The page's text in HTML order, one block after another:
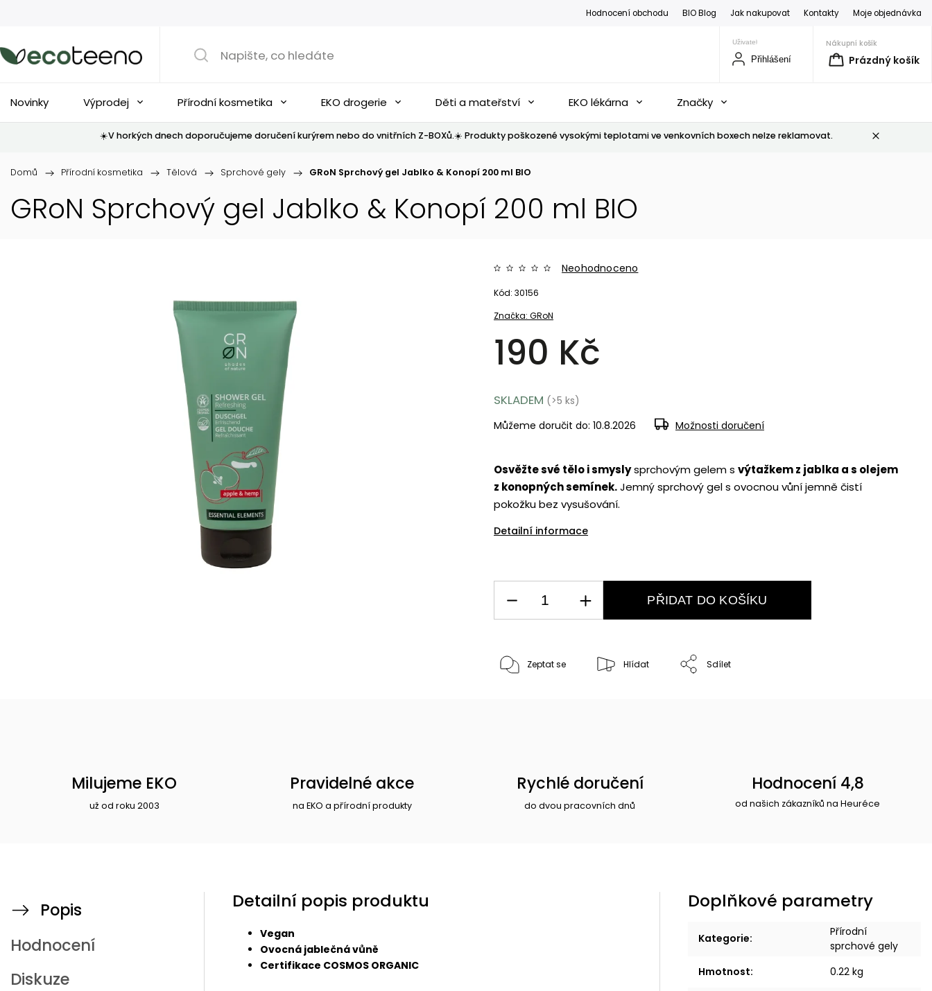
Hodnocení obchodu BIO Blog Jak nakupovat Kontakty Moje objednávka
Nákupní košík
Prázdný košík
Přihlášení
Novinky Výprodej Přírodní kosmetika EKO drogerie Děti a mateřství EKO lékárna Značky
☀️V horkých dnech doporučujeme doručení kurýrem nebo do vnitřních Z-BOXů.☀️ Produkty poškozené vysokými teplotami ve venkovních boxech nelze reklamovat.
Domů / Přírodní kosmetika / Tělová / Sprchové gely / GRoN Sprchový gel Jablko & Konopí 200 ml BIO
GRoN Sprchový gel Jablko & Konopí 200 ml BIO
Značka:GRoN
Neohodnoceno
190 Kč
Kód: 30156
Osvěžte své tělo i smyslysprchovým gelem svýtažkem z jablka a s olejem
z konopných semínek.Jemný sprchový gel s ovocnou vůní jemně čistí
pokožku bez vysušování.
Detailní informace
SKLADEM (>5 ks)
Můžeme doručit do: 10.8.2026 Možnosti doručení
PŘIDAT DO KOŠÍKU
Zeptat se Hlídat Sdílet
Milujeme EKO
už od roku 2003
Pravidelné akce
na EKO a přírodní produkty
Rychlé doručení
do dvou pracovních dnů
Hodnocení 4,8
od našich zákazníků na Heuréce
Popis
Hodnocení
Diskuze
Detailní popis produktu
Vegan
Ovocná jablečná vůně
Certifikace COSMOS ORGANIC
Doplňkové parametry
Kategorie:
Přírodní
sprchové gely
Hmotnost: 0.22 kg